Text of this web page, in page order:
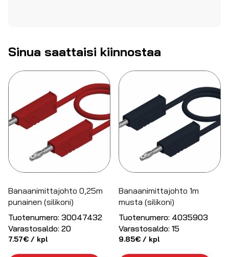
Sinua saattaisi kiinnostaa
Banaanimittajohto 0,25m
punainen (silikoni)
Tuotenumero: 30047432
Varastosaldo: 20
7.57€ / kpl
Banaanimittajohto 1m
musta (silikoni)
Tuotenumero: 4035903
Varastosaldo: 15
9.85€ / kpl